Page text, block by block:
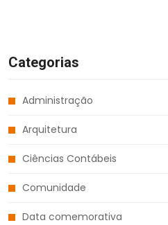
Categorias
Administração
Arquitetura
Ciências Contábeis
Comunidade
Data comemorativa